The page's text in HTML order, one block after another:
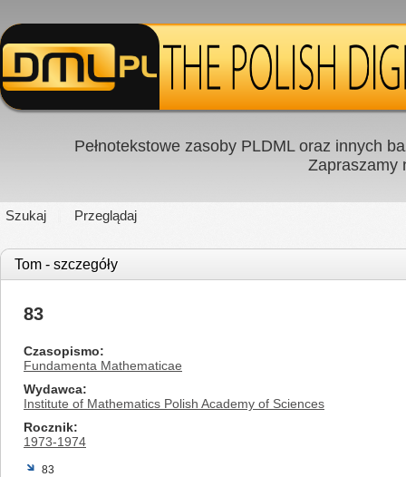
Pełnotekstowe zasoby PLDML oraz innych
Zapraszamy
Szukaj Przeglądaj
Tom - szczegóły
83
Czasopismo
Fundamenta Mathematicae
Wydawca
Institute of Mathematics Polish Academy of Sciences
Rocznik
1973-1974
83